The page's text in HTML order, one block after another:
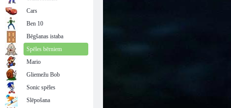
Cars
Ben 10
Bēgšanas istaba
Spēles bērniem
Mario
Gliemežu Bob
Sonic spēles
Slēpošana